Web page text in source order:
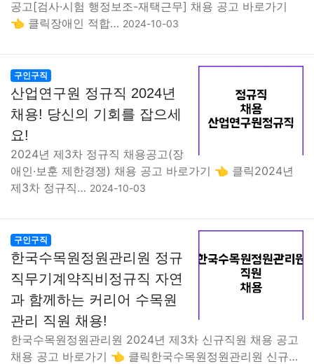
공고[검사·시험 행정보조-재택근무] 채용 공고 바로가기
👈 클릭장애인 적합… 2024-10-03
구인구직
산업연구원 정규직 2024년
채용! 당신의 기회를 잡으세
요!
2024년 제3차 정규직 채용공고(장
애인·보훈 제한경쟁) 채용 공고 바로가기 👈 클릭2024년
제3차 정규직… 2024-10-03
구인구직
한국수목원정원관리원 정규
직무기계약직비정규직 자연
과 함께하는 커리어 수목원
관리 직원 채용!
한국수목원정원관리원 2024년 제3차 신규직원 채용 공고
채용 공고 바로가기 👈 클릭한국수목원정원관리원 신규…